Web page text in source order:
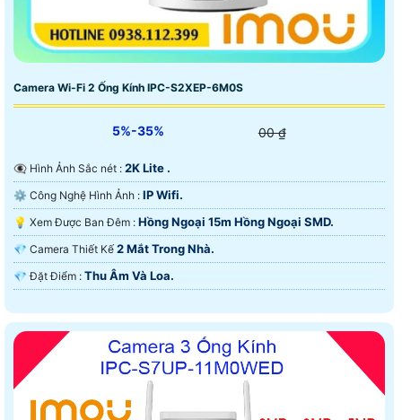
Camera Wi-Fi 2 Ống Kính IPC-S2XEP-6M0S
5%-35% 00 ₫
👁️‍🗨 Hình Ảnh Sắc nét : 2K Lite .
⚙ Công Nghệ Hình Ảnh : IP Wifi.
💡 Xem Được Ban Đêm : Hồng Ngoại 15m Hồng Ngoại SMD.
💎 Camera Thiết Kế 2 Mắt Trong Nhà.
️💎 Đặt Điểm : Thu Âm Và Loa.